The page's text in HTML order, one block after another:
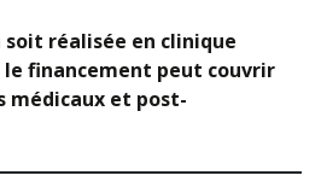
réalisée en clinique
financement peut couvrir
médicaux et post-